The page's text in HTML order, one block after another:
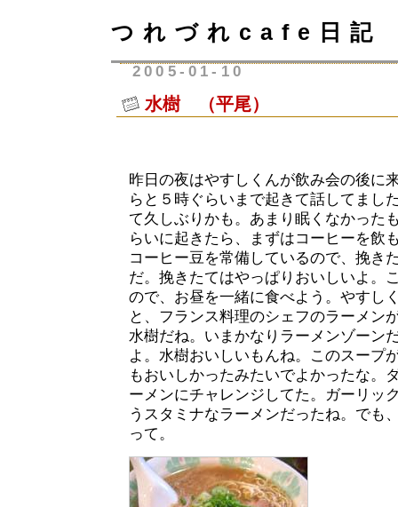
つれづれcafe日記
2005-01-10
水樹 （平尾）
昨日の夜はやすしくんが飲み会の後に
らと５時ぐらいまで起きて話してまし
て久しぶりかも。あまり眠くなかった
らいに起きたら、まずはコーヒーを飲
コーヒー豆を常備しているので、挽き
だ。挽きたてはやっぱりおいしいよ。
ので、お昼を一緒に食べよう。やすし
と、フランス料理のシェフのラーメン
水樹だね。いまかなりラーメンゾーン
よ。水樹おいしいもんね。このスープ
もおいしかったみたいでよかったな。
ーメンにチャレンジしてた。ガーリッ
うスタミナなラーメンだったね。でも
って。